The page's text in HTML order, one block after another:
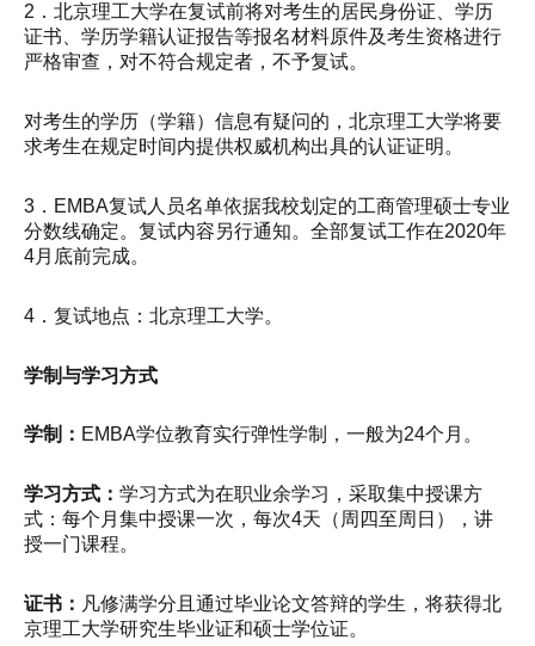
2．北京理工大学在复试前将对考生的居民身份证、学历
证书、学历学籍认证报告等报名材料原件及考生资格进行
严格审查，对不符合规定者，不予复试。
对考生的学历（学籍）信息有疑问的，北京理工大学将要
求考生在规定时间内提供权威机构出具的认证证明。
3．EMBA复试人员名单依据我校划定的工商管理硕士专业
分数线确定。复试内容另行通知。全部复试工作在2020年
4月底前完成。
4．复试地点：北京理工大学。
学制与学习方式
学制： EMBA学位教育实行弹性学制，一般为24个月。
学习方式： 学习方式为在职业余学习，采取集中授课方
式：每个月集中授课一次，每次4天（周四至周日），讲
授一门课程。
证书： 凡修满学分且通过毕业论文答辩的学生，将获得北
京理工大学研究生毕业证和硕士学位证。